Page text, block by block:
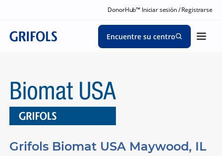
DonorHub™ Iniciar sesión / Registrarse
Encuentre su centro
Grifols Biomat USA Maywood, IL